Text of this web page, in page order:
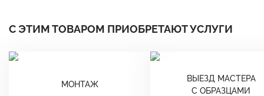
С ЭТИМ ТОВАРОМ ПРИОБРЕТАЮТ УСЛУГИ
МОНТАЖ
ВЫЕЗД МАСТЕРА
С ОБРАЗЦАМИ